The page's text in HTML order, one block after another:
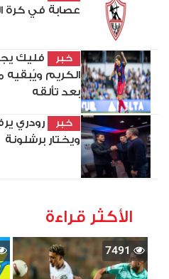
عصابة في كرة
خبر
فليك
الكريم ويُبقيه
بعد تألقه
خبر
رودري
ويختار برشلونة
الأكثر قراءة
7491